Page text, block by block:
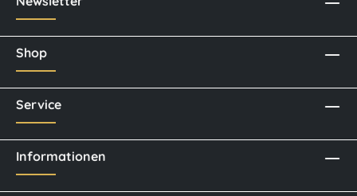
Shop
Service
Informationen